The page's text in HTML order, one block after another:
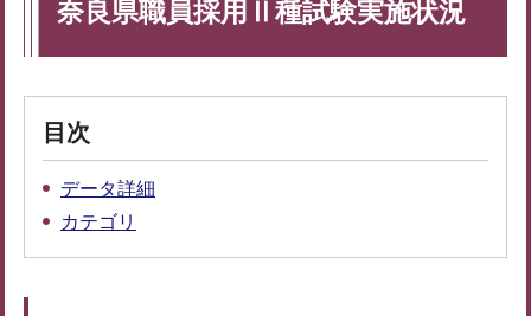
奈良県職員採用Ⅱ種試験実施状況
目次
データ詳細
カテゴリ